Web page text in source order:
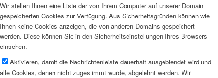
Wir stellen Ihnen eine Liste der von Ihrem Computer auf unserer Domain
gespeicherten Cookies zur Verfügung. Aus Sicherheitsgründen können wie
Ihnen keine Cookies anzeigen, die von anderen Domains gespeichert
werden. Diese können Sie in den Sicherheitseinstellungen Ihres Browsers
einsehen.
Aktivieren, damit die Nachrichtenleiste dauerhaft ausgeblendet wird und
alle Cookies, denen nicht zugestimmt wurde, abgelehnt werden. Wir